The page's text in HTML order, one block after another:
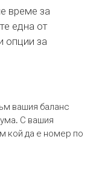
време за
една от
опции за
вашия баланс
С вашия
кой да е номер по